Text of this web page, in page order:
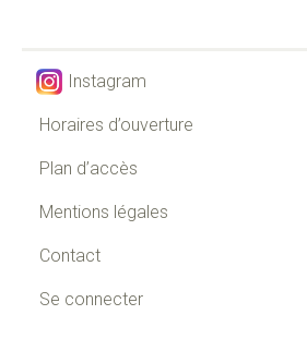
Instagram
Horaires d’ouverture
Plan d’accès
Mentions légales
Contact
Se connecter